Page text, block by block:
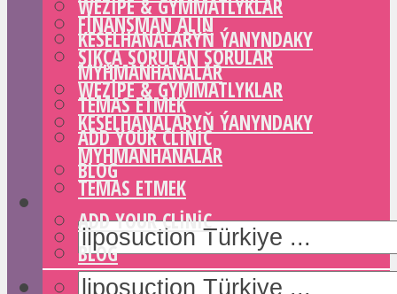
WEZIPE & GYMMATLYKLAR
KESELHANALARYŇ ÝANYNDAKY
MYHMANHANALAR
TEMAS ETMEK
ADD YOUR CLINIC
BLOG
FINANSMAN ALIN
SIKÇA SORULAN SORULAR
WEZIPE & GYMMATLYKLAR
KESELHANALARYŇ ÝANYNDAKY
MYHMANHANALAR
TEMAS ETMEK
ADD YOUR CLINIC
BLOG